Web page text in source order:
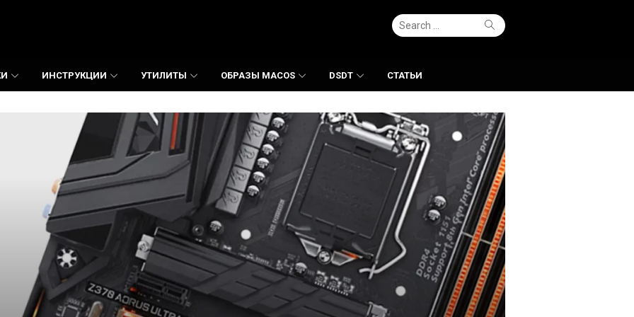
Search
for:
Search
ИНСТРУКЦИИ УТИЛИТЫ ОБРАЗЫ MACOS DSDT СТАТЬИ